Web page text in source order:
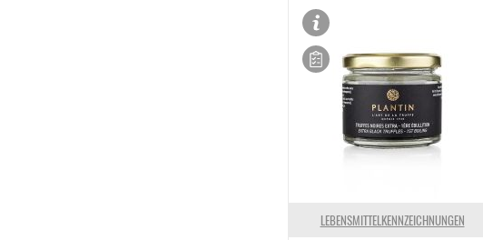
LEBENSMITTELKENNZEICHNUNGEN